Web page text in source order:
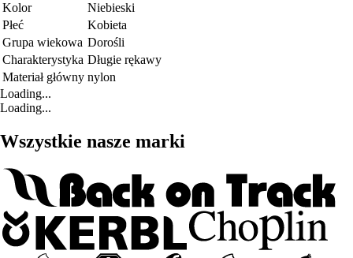
Kolor
Niebieski
Płeć
Kobieta
Grupa wiekowa Dorośli
Charakterystyka Długie rękawy
Materiał główny nylon
Loading...
Loading...
Wszystkie nasze marki